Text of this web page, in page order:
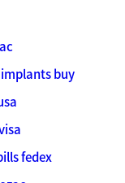
buy
fedex